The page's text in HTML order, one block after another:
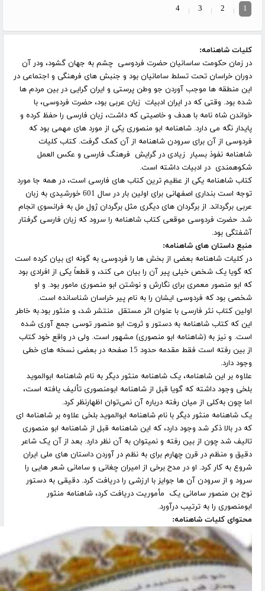
کلیات شاهنامه:
در زمان حکومت ساسانیان حضرت فردوسی چشم به جهان گشود، ودر آن
دوران خراسان تحت تسلط سامانیان بود و جنبش های فرهنگی و اجتماعی در
این منطقه ها موجب آوردن جو وطن پرستی و ایران گرایی در بین مردم ها
شده بود. وقتی که در ایران ادبیات زبان عربی بود، حضرت فردوسی، با
خواندن شاه نامه با هدف و خاصیتی که داشت، زبان فارسی را حفظ کرده و
پایدار نگه می دارد. شاهنامه ابو منصوری یکی از مورد های مهمی بود که
فردوسی از آن برای سرودن شاهنامه از آن کمک گرفت.کتاب کلیات
شاهنامه نفوذ بسیار زیادی در گرایش فرهنگ فارسی و عکس العمل
شکوهمندی در ادبیات داشته است.
کتاب شاهنامه یکی از عظیم ترین کتاب های فارسی است، در همه جا مورد
توجه است بنداری اصفهانی برای اولین بار در سال 601 خورشیدی به زبان
عربی برگرداند. از برگردان های دیگری مثل برگردان ژول مل به فرانسوی انجام
شد. حضرت فردوسی موقعی کتاب شاهنامه را سرود که زبان فارسی گرفتار
آشفتگی بود.
منبع داستان های شاهنامه:
در کلیات شاهنامه بعضی از بخش ها را فردوسی به گونه ای بیان کرده است
که گویا یک شخص خیلی پیر آن را بیان می کند، و قطعاً یکی از افرادی بود
که ابو منصور معمری برای نگارش و نوشتن ابو منصوری مامور بود. و او
شخصی بود که فردوسی ایشان را به نام پیر خراسان شناسانده است.
اولینکتاب نثر فارسی با عنوان اثر مستقل منتشر شد، و منثور بود.به خاطر
این که کتاب شاهنامه به دستور و ثروت ابو منصور توسی جمع آوری شده
است. و نیز به (شاهنامه ابو منصوری) مشهور است. ولی در واقع خود کتاب
از بین رفته است فقط مقدمه حدود 15 صفحه در بعضی نسخه های خطی
وجود دارد.
علاوه بر این شاهنامه، یک شاهنامه منثور دیگر به نام شاهنامه ابوالموید
بلخی وجود داشته که گویا قبل از شاهنامه ابومنصوری تألیف یافته است،
اما چون به‌کلی از میان رفته درباره آن نمی‌توان اظهارنظر کرد.
یک شاهنامه منثور دیگر با نام شاهنامه ابوالموید بلخی علاوه بر شاهنامه ای
که در بالا ذکر شد وجود دارد، که این شاهنامه قبل از شاهنامه ابو منصوری
تالیف شد چون از بین رفته و نمیتوان به آن نظر دارد. بعد از آن یک شاعر
دقیق و منظم در قرن چهارم برای به نظم در آوردن داستان های ملی ایران
شروع به کار کرد. او در مدح برخی از امیران چغانی و سامانی شعر هایی را
سرود و از سرودن آن ها جوایز با ارزشی را دریافت کرد. دقیقی به دستور
نوح بن منصور سامانی یک مأموریت دریافت کرد، شاهنامه منثور
ابومنصوری را به ترتیب درآورد.
محتوای کلیات شاهنامه: